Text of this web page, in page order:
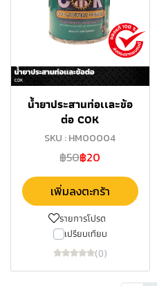
น้ำยาประสานท่อเเละข้อ
ต่อ COK
SKU : HM00004
฿50฿20
เพิ่มลงตะกร้า
รายการโปรด
เปรียบเทียบ
(0)